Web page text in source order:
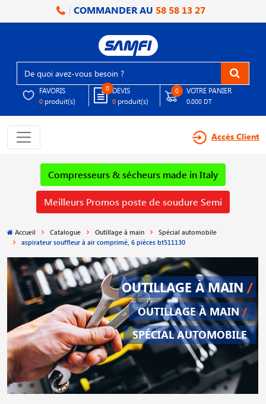
COMMANDER AU 58 58 13 27
FAVORIS
0 produit(s)
0 DEVIS
0 produit(s)
0 VOTRE PANIER
0.000 DT
Accès Client
Compresseurs & sécheurs made in Italy
Meilleurs Promos poste de soudure Semi
Accueil Catalogue Outillage à main
Spécial automobile
aspirateur souffleur à air comprimé, 6 pièces bt511130
OUTILLAGE À MAIN /
OUTILLAGE À MAIN /
SPÉCIAL AUTOMOBILE